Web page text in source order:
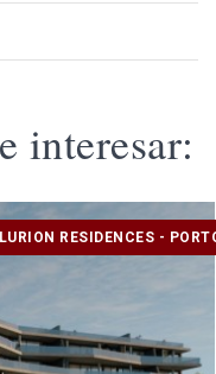
interesar:
RESIDENCES -